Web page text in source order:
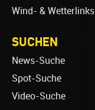
Wind- & Wetterlinks
SUCHEN
News-Suche
Spot-Suche
Video-Suche